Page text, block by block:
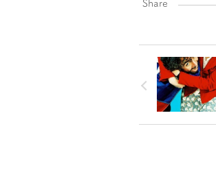
Share